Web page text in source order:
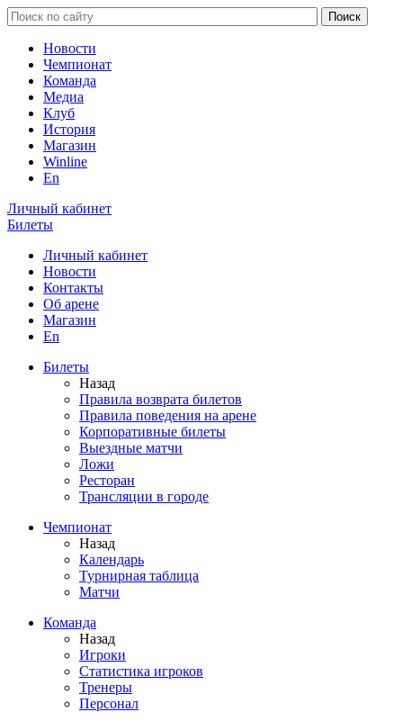
Новости
Чемпионат
Команда
Медиа
Клуб
История
Магазин
Winline
En
Личный кабинет
Билеты
Личный кабинет
Новости
Контакты
Об арене
Магазин
En
Билеты
Назад
Правила возврата билетов
Правила поведения на арене
Корпоративные билеты
Выездные матчи
Ложи
Ресторан
Трансляции в городе
Чемпионат
Назад
Календарь
Турнирная таблица
Матчи
Команда
Назад
Игроки
Статистика игроков
Тренеры
Персонал